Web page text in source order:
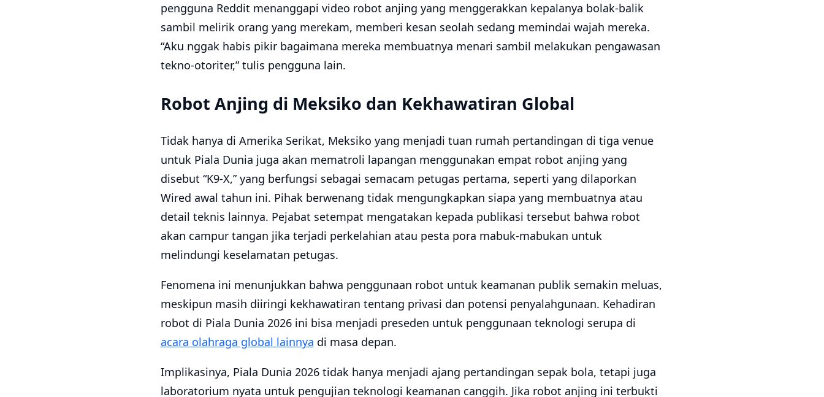
pengguna Reddit menanggapi video robot anjing yang menggerakkan kepalanya bolak-balik
sambil melirik orang yang merekam, memberi kesan seolah sedang memindai wajah mereka.
“Aku nggak habis pikir bagaimana mereka membuatnya menari sambil melakukan pengawasan
tekno-otoriter,” tulis pengguna lain.
Robot Anjing di Meksiko dan Kekhawatiran Global
Tidak hanya di Amerika Serikat, Meksiko yang menjadi tuan rumah pertandingan di tiga venue
untuk Piala Dunia juga akan mematroli lapangan menggunakan empat robot anjing yang
disebut “K9-X,” yang berfungsi sebagai semacam petugas pertama, seperti yang dilaporkan
Wired awal tahun ini. Pihak berwenang tidak mengungkapkan siapa yang membuatnya atau
detail teknis lainnya. Pejabat setempat mengatakan kepada publikasi tersebut bahwa robot
akan campur tangan jika terjadi perkelahian atau pesta pora mabuk-mabukan untuk
melindungi keselamatan petugas.
Fenomena ini menunjukkan bahwa penggunaan robot untuk keamanan publik semakin meluas,
meskipun masih diiringi kekhawatiran tentang privasi dan potensi penyalahgunaan. Kehadiran
robot di Piala Dunia 2026 ini bisa menjadi preseden untuk penggunaan teknologi serupa di
acara olahraga global lainnya di masa depan.
Implikasinya, Piala Dunia 2026 tidak hanya menjadi ajang pertandingan sepak bola, tetapi juga
laboratorium nyata untuk pengujian teknologi keamanan canggih. Jika robot anjing ini terbukti